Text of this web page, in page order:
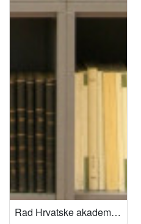
Rad Hrvatske akademije znanosti i umjetnosti (1991-)